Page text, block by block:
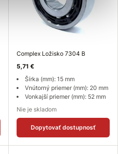
Complex Ložisko 7304 B
5,71 €
Šírka (mm): 15 mm
Vnútorný priemer (mm): 20 mm
Vonkajší priemer (mm): 52 mm
Nie je skladom
Dopytovať dostupnosť